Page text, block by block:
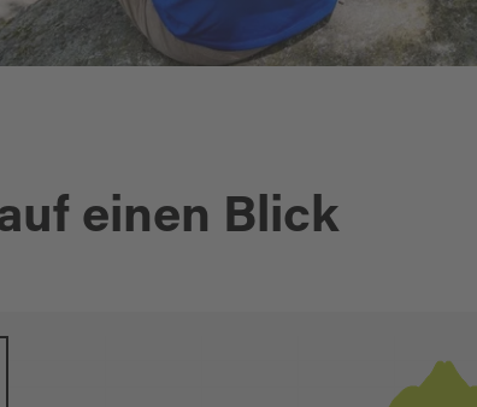
einen Blick